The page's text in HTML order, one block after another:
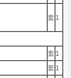
套 1
套 1
套 1